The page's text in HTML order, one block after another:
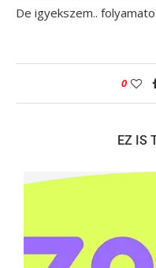
De igyekszem..
0
EZ IS